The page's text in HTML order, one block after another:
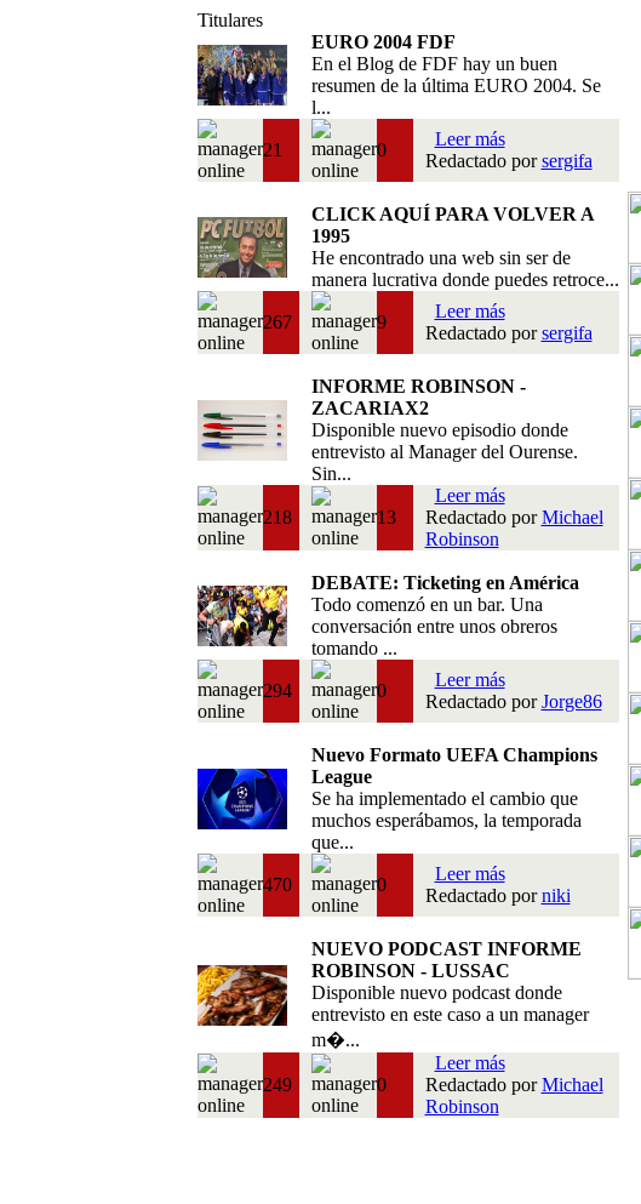
Titulares
EURO 2004 FDF
En el Blog de FDF hay un buen
resumen de la última EURO 2004. Se
l...
21 0
Leer más
Redactado porsergifa
CLICK AQUÍ PARA VOLVER A
1995
He encontrado una web sin ser de
manera lucrativa donde puedes retroce...
267 9
Leer más
Redactado porsergifa
INFORME ROBINSON -
ZACARIAX2
Disponible nuevo episodio donde
entrevisto al Manager del Ourense.
Sin...
218 13
Leer más
Redactado porMichael
Robinson
DEBATE: Ticketing en América
Todo comenzó en un bar. Una
conversación entre unos obreros
tomando ...
294 0
Leer más
Redactado porJorge86
Nuevo Formato UEFA Champions
League
Se ha implementado el cambio que
muchos esperábamos, la temporada
que...
470 0
Leer más
Redactado porniki
NUEVO PODCAST INFORME
ROBINSON - LUSSAC
Disponible nuevo podcast donde
entrevisto en este caso a un manager
m�...
249 0
Leer más
Redactado porMichael
Robinson